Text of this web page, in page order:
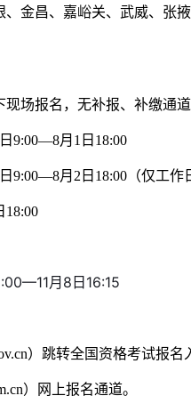
金昌、嘉峪关、武威、张
场报名，无补报、补缴通
9:00—8月1日18:00
9:00—8月2日18:00（仅工作
18:00
月8日16:15
）跳转全国资格考试报名
）网上报名通道。